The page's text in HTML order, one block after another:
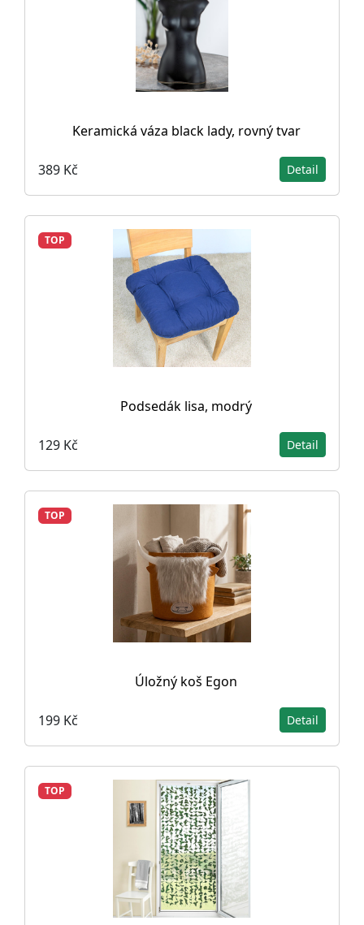
Keramická váza black lady, rovný tvar
389 Kč Detail
TOP
Podsedák lisa, modrý
129 Kč Detail
TOP
Úložný koš Egon
199 Kč Detail
TOP